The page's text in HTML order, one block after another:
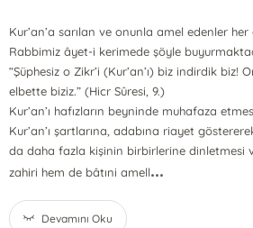
Kur’an’a sarılan ve onunla amel edenler
Rabbimiz âyet-i kerimede şöyle
“Şüphesiz o Zikr’i (Kur’an’ı) biz indirdik biz!
elbette biziz.” (Hicr Sûresi, 9.)
Kur’an’ı hafızların beyninde muhafaza
Kur’an’ı şartlarına, adabına riayet
da daha fazla kişinin birbirlerine dinletmesi
zahiri hem de bâtıni amell...
Devamını Oku